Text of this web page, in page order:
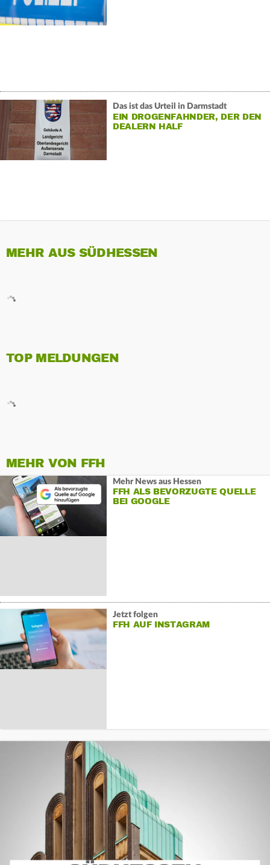
Das ist das Urteil in Darmstadt
EIN DROGENFAHNDER, DER DEN
DEALERN HALF
MEHR AUS SÜDHESSEN
TOP MELDUNGEN
MEHR VON FFH
Mehr News aus Hessen
FFH ALS BEVORZUGTE QUELLE
BEI GOOGLE
Jetzt folgen
FFH AUF INSTAGRAM